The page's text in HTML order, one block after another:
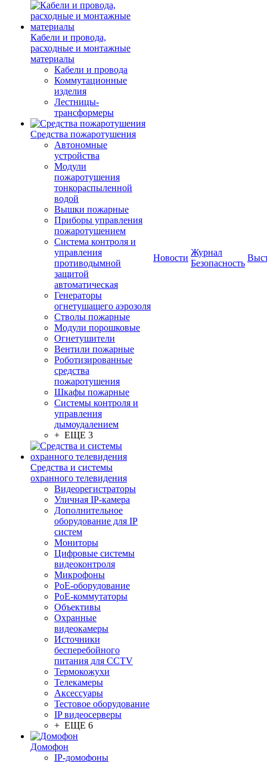
Кабели и провода,
расходные и монтажные
материалы
Кабели и провода
Коммутационные
изделия
Лестницы-
трансформеры
Средства пожаротушения
Автономные
устройства
Модули
пожаротушения
тонкораспыленной
водой
Вышки пожарные
Приборы управления
пожаротушением
Система контроля и
управления
противодымной
защитой
автоматическая
Генераторы
огнетушащего аэрозоля
Стволы пожарные
Модули порошковые
Огнетушители
Вентили пожарные
Роботизированные
средства
пожаротушения
Шкафы пожарные
Системы контроля и
управления
дымоудалением
+ ЕЩЕ 3
Средства и системы
охранного телевидения
Видеорегистраторы
Уличная IP-камера
Дополнительное
оборудование для IP
систем
Мониторы
Цифровые системы
видеоконтроля
Микрофоны
PoE-оборудование
PoE-коммутаторы
Объективы
Охранные
видеокамеры
Источники
бесперебойного
питания для CCTV
Термокожухи
Телекамеры
Аксессуары
Тестовое оборудование
IP видеосерверы
+ ЕЩЕ 6
Домофон
IP-домофоны
Новости
Журнал
Безопасность